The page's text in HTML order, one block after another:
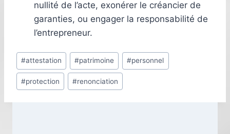
nullité de l’acte, exonérer le créancier de
garanties, ou engager la responsabilité de
l’entrepreneur.
Étiquettes
de
la
#attestation #patrimoine #personnel
#protection #renonciation